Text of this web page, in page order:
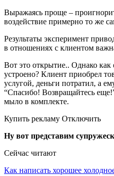
Выражаясь проще –
воздействие примерно то же
Результаты эксперимент
в отношениях с клиентом
Вот это открытие.. Однако
устроено? Клиент приобрел
услугой, деньги потратил, а
“Спасибо! Возвращайтесь
мыло в комплекте.
Купить рекламу Отключить
Ну вот представим
Сейчас читают
Как написать хорошее